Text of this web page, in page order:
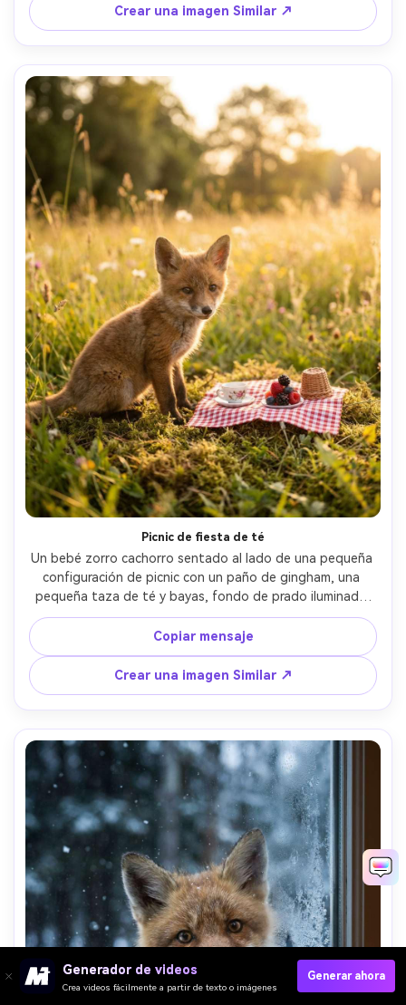
4:5
Crear una imagen Similar ↗
Picnic de fiesta de té
Un bebé zorro cachorro sentado al lado de una pequeña
configuración de picnic con un paño de gingham, una
pequeña taza de té y bayas, fondo de prado iluminado
por el sol, suave luz de hora dorada, tomado en Sony A7R
V con 35 mm f/1.4, retrato ambiental, bokeh cremoso, piel
fotorealista y accesorios, caprichoso ambiente
acogedor- -ar 4:5
Copiar mensaje
Crear una imagen Similar ↗
Generador de videos
Crea videos fácilmente a partir de texto o imágenes
Generar ahora